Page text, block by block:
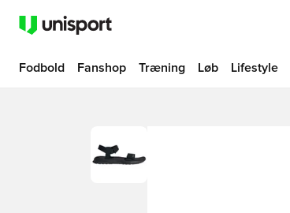
Fodbold Fanshop Træning Løb Lifestyle